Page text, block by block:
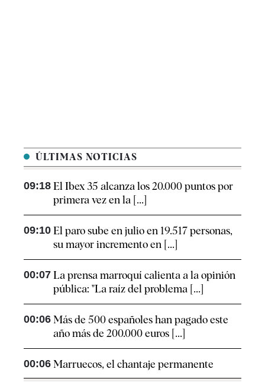
ÚLTIMAS NOTICIAS
09:18 El Ibex 35 alcanza los 20.000 puntos por
primera vez en la [...]
09:10 El paro sube en julio en 19.517 personas,
su mayor incremento en [...]
00:07 La prensa marroquí calienta a la opinión
pública: "La raíz del problema [...]
00:06 Más de 500 españoles han pagado este
año más de 200.000 euros [...]
00:06 Marruecos, el chantaje permanente